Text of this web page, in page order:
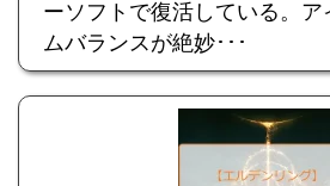
ーソフトで復活している。
ムバランスが絶妙･･･